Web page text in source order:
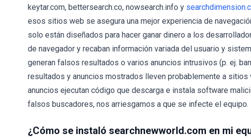
keytar.com, bettersearch.co, nowsearch.info y
esos sitios web se asegura una mejor experiencia de
solo están diseñados para hacer ganar dinero a los
de navegador y recaban información variada del usuario y
generan falsos resultados o varios anuncios intrusivos (p. ej.
resultados y anuncios mostrados lleven probablemente a
anuncios ejecutan código que descarga e instala software
falsos buscadores, nos arriesgamos a que se infecte el equipo.
¿Cómo se instaló searchnewworld.com en mi